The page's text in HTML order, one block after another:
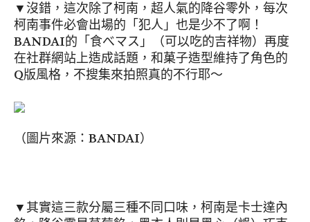
▼沒錯，這次除了柯南，超人氣的降谷零外，每次
柯南事件必會出場的「犯人」也是少不了啊！
BANDAI的「食べマス」（可以吃的吉祥物）再度
在社群網站上造成話題，和菓子造型維持了角色的
Q版風格，不搜集來拍照真的不行耶～
（圖片來源：BANDAI）
▼其實這三款分屬三種不同口味，柯南是卡士達內